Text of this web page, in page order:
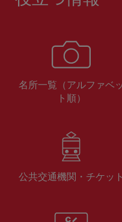
名所一覧（アルファベッ
ト順）
公共交通機関・チケット